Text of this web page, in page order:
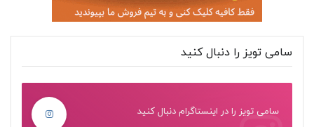
سامی تویز را دنبال کنید
سامی تویز را در اینستاگرام دنبال کنید